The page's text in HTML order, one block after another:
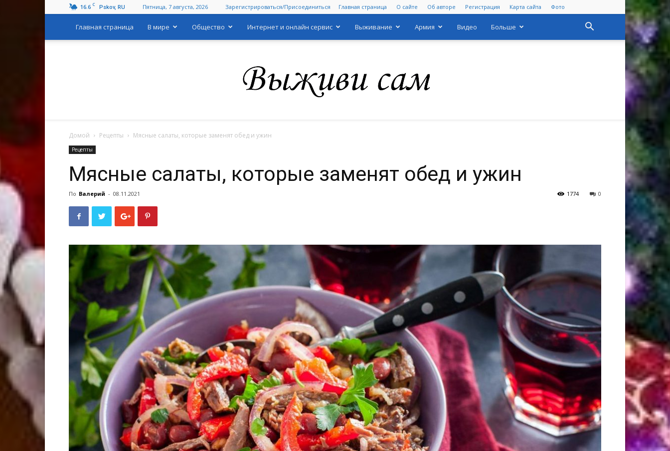
16.6 C Pskov, RU Пятница, 7 августа, 2026 Зарегистрироваться/Присоединиться Главная страница О сайте Об авторе Регистрация Карта сайта Фото
Главная страница В мире Общество Интернет и онлайн сервис Выживание Армия Видео Больше
Домой Рецепты Мясные салаты, которые заменят обед и ужин
Рецепты
Мясные салаты, которые заменят обед и ужин
По Валерий - 08.11.2021 0
1774